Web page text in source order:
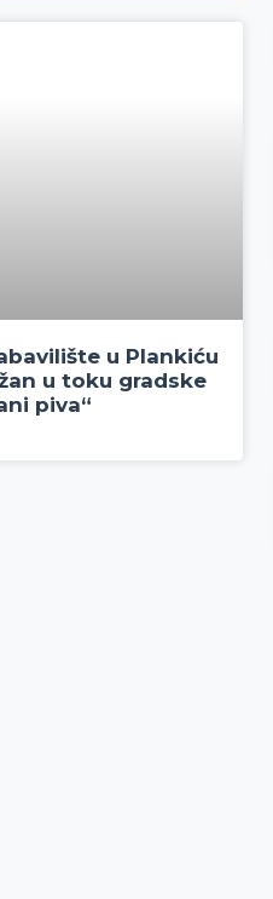
u Plankiću
u toku gradske
piva“